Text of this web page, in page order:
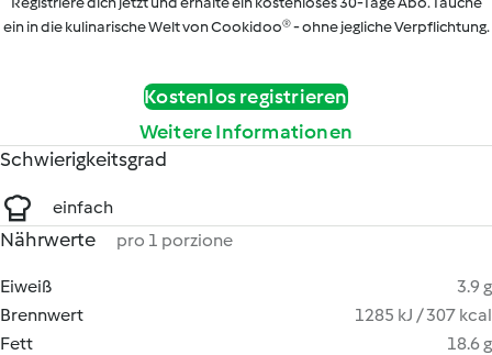
ein in die kulinarische Welt von Cookidoo® - ohne jegliche Verpflichtung.
Kostenlos registrieren
Weitere Informationen
Schwierigkeitsgrad
einfach
Nährwerte pro 1 porzione
Eiweiß
3.9 g
Brennwert
1285 kJ / 307 kcal
Fett
18.6 g